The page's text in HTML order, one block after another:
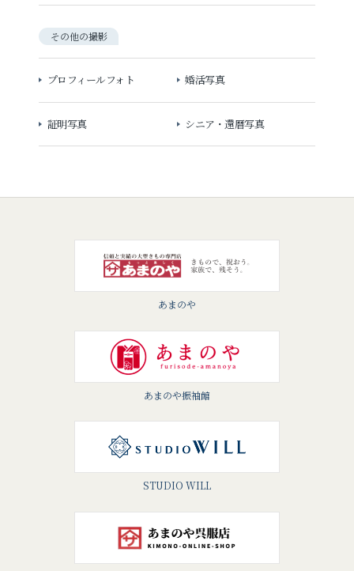
その他の撮影
プロフィールフォト 婚活写真
証明写真 シニア・還暦写真
あまのや
あまのや振袖館
STUDIO WILL